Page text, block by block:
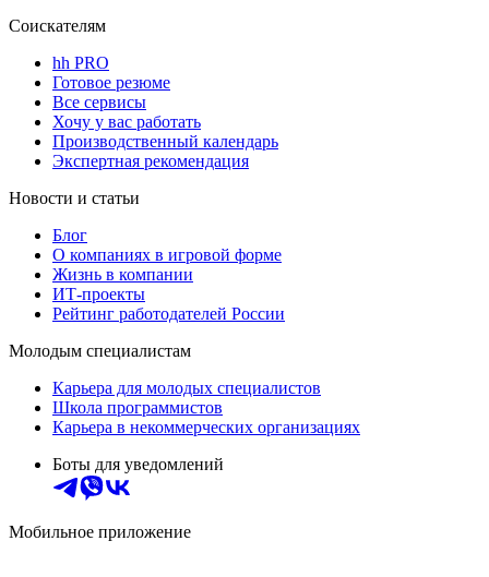
Соискателям
hh PRO
Готовое резюме
Все сервисы
Хочу у вас работать
Производственный календарь
Экспертная рекомендация
Новости и статьи
Блог
О компаниях в игровой форме
Жизнь в компании
ИТ-проекты
Рейтинг работодателей России
Молодым специалистам
Карьера для молодых специалистов
Школа программистов
Карьера в некоммерческих организациях
Боты для уведомлений
Мобильное приложение